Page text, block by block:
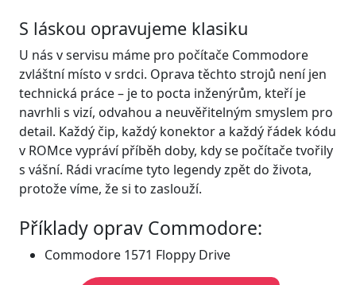
S láskou opravujeme klasiku
U nás v servisu máme pro počítače Commodore
zvláštní místo v srdci. Oprava těchto strojů není jen
technická práce – je to pocta inženýrům, kteří je
navrhli s vizí, odvahou a neuvěřitelným smyslem pro
detail. Každý čip, každý konektor a každý řádek kódu
v ROMce vypráví příběh doby, kdy se počítače tvořily
s vášní. Rádi vracíme tyto legendy zpět do života,
protože víme, že si to zaslouží.
Příklady oprav Commodore:
Commodore 1571 Floppy Drive